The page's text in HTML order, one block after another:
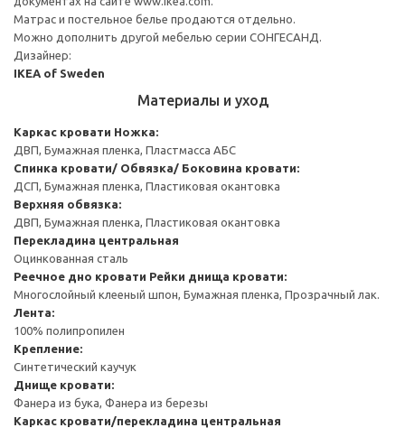
Матрас и постельное белье продаются отдельно.
Можно дополнить другой мебелью серии СОНГЕСАНД.
Дизайнер:
IKEA of Sweden
Материалы и уход
Каркас кровати Ножка:
ДВП, Бумажная пленка, Пластмасса АБС
Спинка кровати/ Обвязка/ Боковина кровати:
ДСП, Бумажная пленка, Пластиковая окантовка
Верхняя обвязка:
ДВП, Бумажная пленка, Пластиковая окантовка
Перекладина центральная
Оцинкованная сталь
Реечное дно кровати Рейки днища кровати:
Многослойный клееный шпон, Бумажная пленка, Прозрачный лак.
Лента:
100% полипропилен
Крепление:
Синтетический каучук
Днище кровати:
Фанера из бука, Фанера из березы
Каркас кровати/перекладина центральная